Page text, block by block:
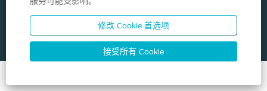
修改 Cookie 首选项
接受所有 Cookie
开
Coloplast Group - Holtedam 1 - Humlebaek - DK 3050 -
Denmark